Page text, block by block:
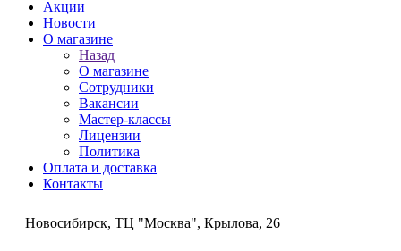
Акции
Новости
О магазине
Назад
О магазине
Сотрудники
Вакансии
Мастер-классы
Лицензии
Политика
Оплата и доставка
Контакты
Новосибирск, ТЦ "Москва", Крылова, 26